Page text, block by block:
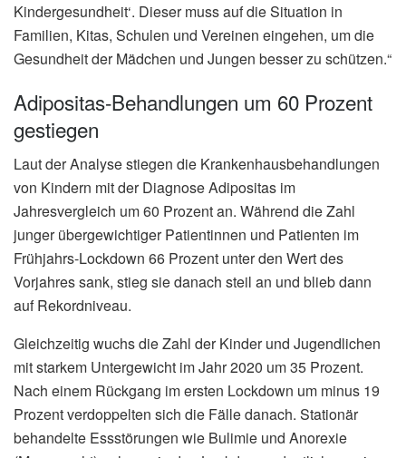
Kindergesundheit‘. Dieser muss auf die Situation in
Familien, Kitas, Schulen und Vereinen eingehen, um die
Gesundheit der Mädchen und Jungen besser zu schützen.“
Adipositas-Behandlungen um 60 Prozent
gestiegen
Laut der Analyse stiegen die Krankenhausbehandlungen
von Kindern mit der Diagnose Adipositas im
Jahresvergleich um 60 Prozent an. Während die Zahl
junger übergewichtiger Patientinnen und Patienten im
Frühjahrs-Lockdown 66 Prozent unter den Wert des
Vorjahres sank, stieg sie danach steil an und blieb dann
auf Rekordniveau.
Gleichzeitig wuchs die Zahl der Kinder und Jugendlichen
mit starkem Untergewicht im Jahr 2020 um 35 Prozent.
Nach einem Rückgang im ersten Lockdown um minus 19
Prozent verdoppelten sich die Fälle danach. Stationär
behandelte Essstörungen wie Bulimie und Anorexie